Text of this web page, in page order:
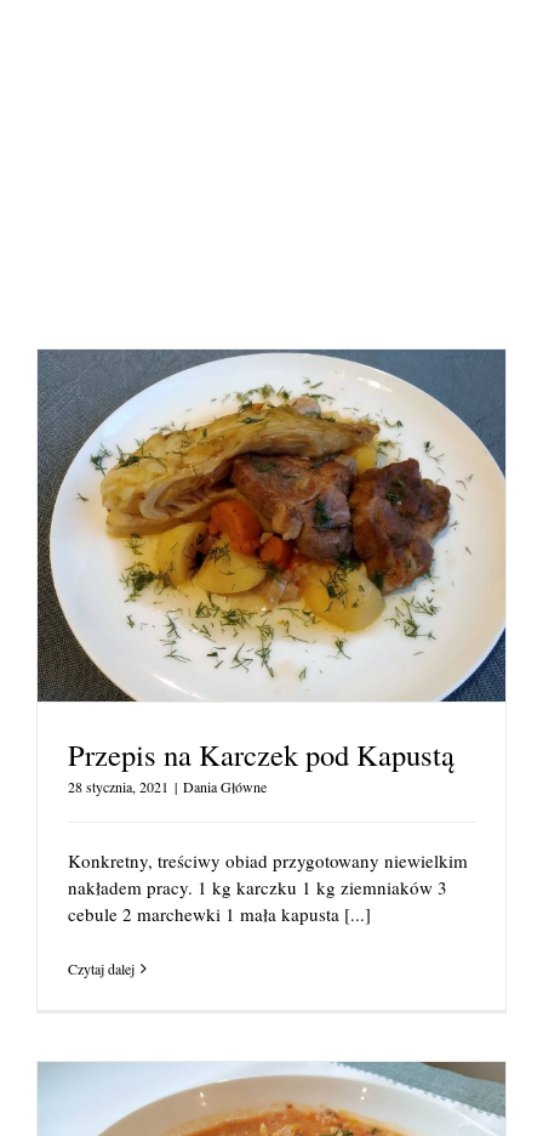
Przepis na Karczek pod Kapustą
28 stycznia, 2021 | Dania Główne
Konkretny, treściwy obiad przygotowany niewielkim
nakładem pracy. 1 kg karczku 1 kg ziemniaków 3
cebule 2 marchewki 1 mała kapusta [...]
Czytaj dalej